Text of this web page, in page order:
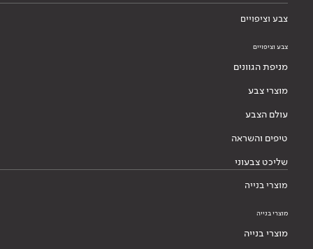
צבע וציפויים
צבע וציפויים
מניפת הגוונים
מוצרי צבע
עולם הצבע
טיפים והשראה
שליכט צבעוני
מוצרי בנייה
מוצרי בנייה
מוצרי בנייה